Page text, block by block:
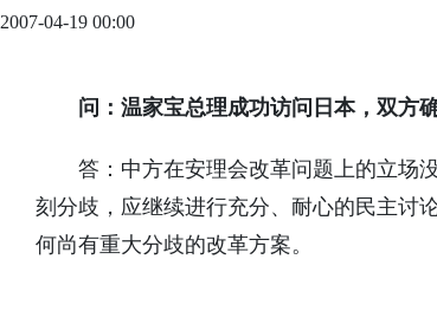
2007-04-19 00:00
问：温家宝总理成功访问日本，双方
答：中方在安理会改革问题上的立场没
刻分歧，应继续进行充分、耐心的民主讨
何尚有重大分歧的改革方案。